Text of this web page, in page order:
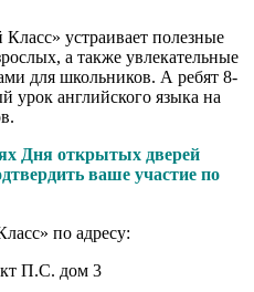
устраивает полезные
а также увлекательные
для школьников. А ребят 8-
урок английского языка на
Дня открытых дверей
ваше участие по
по адресу:
П.С. дом 3